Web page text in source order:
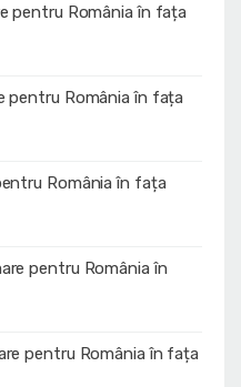
pentru România în fața
pentru România în fața
România în fața
pentru România în
pentru România în fața